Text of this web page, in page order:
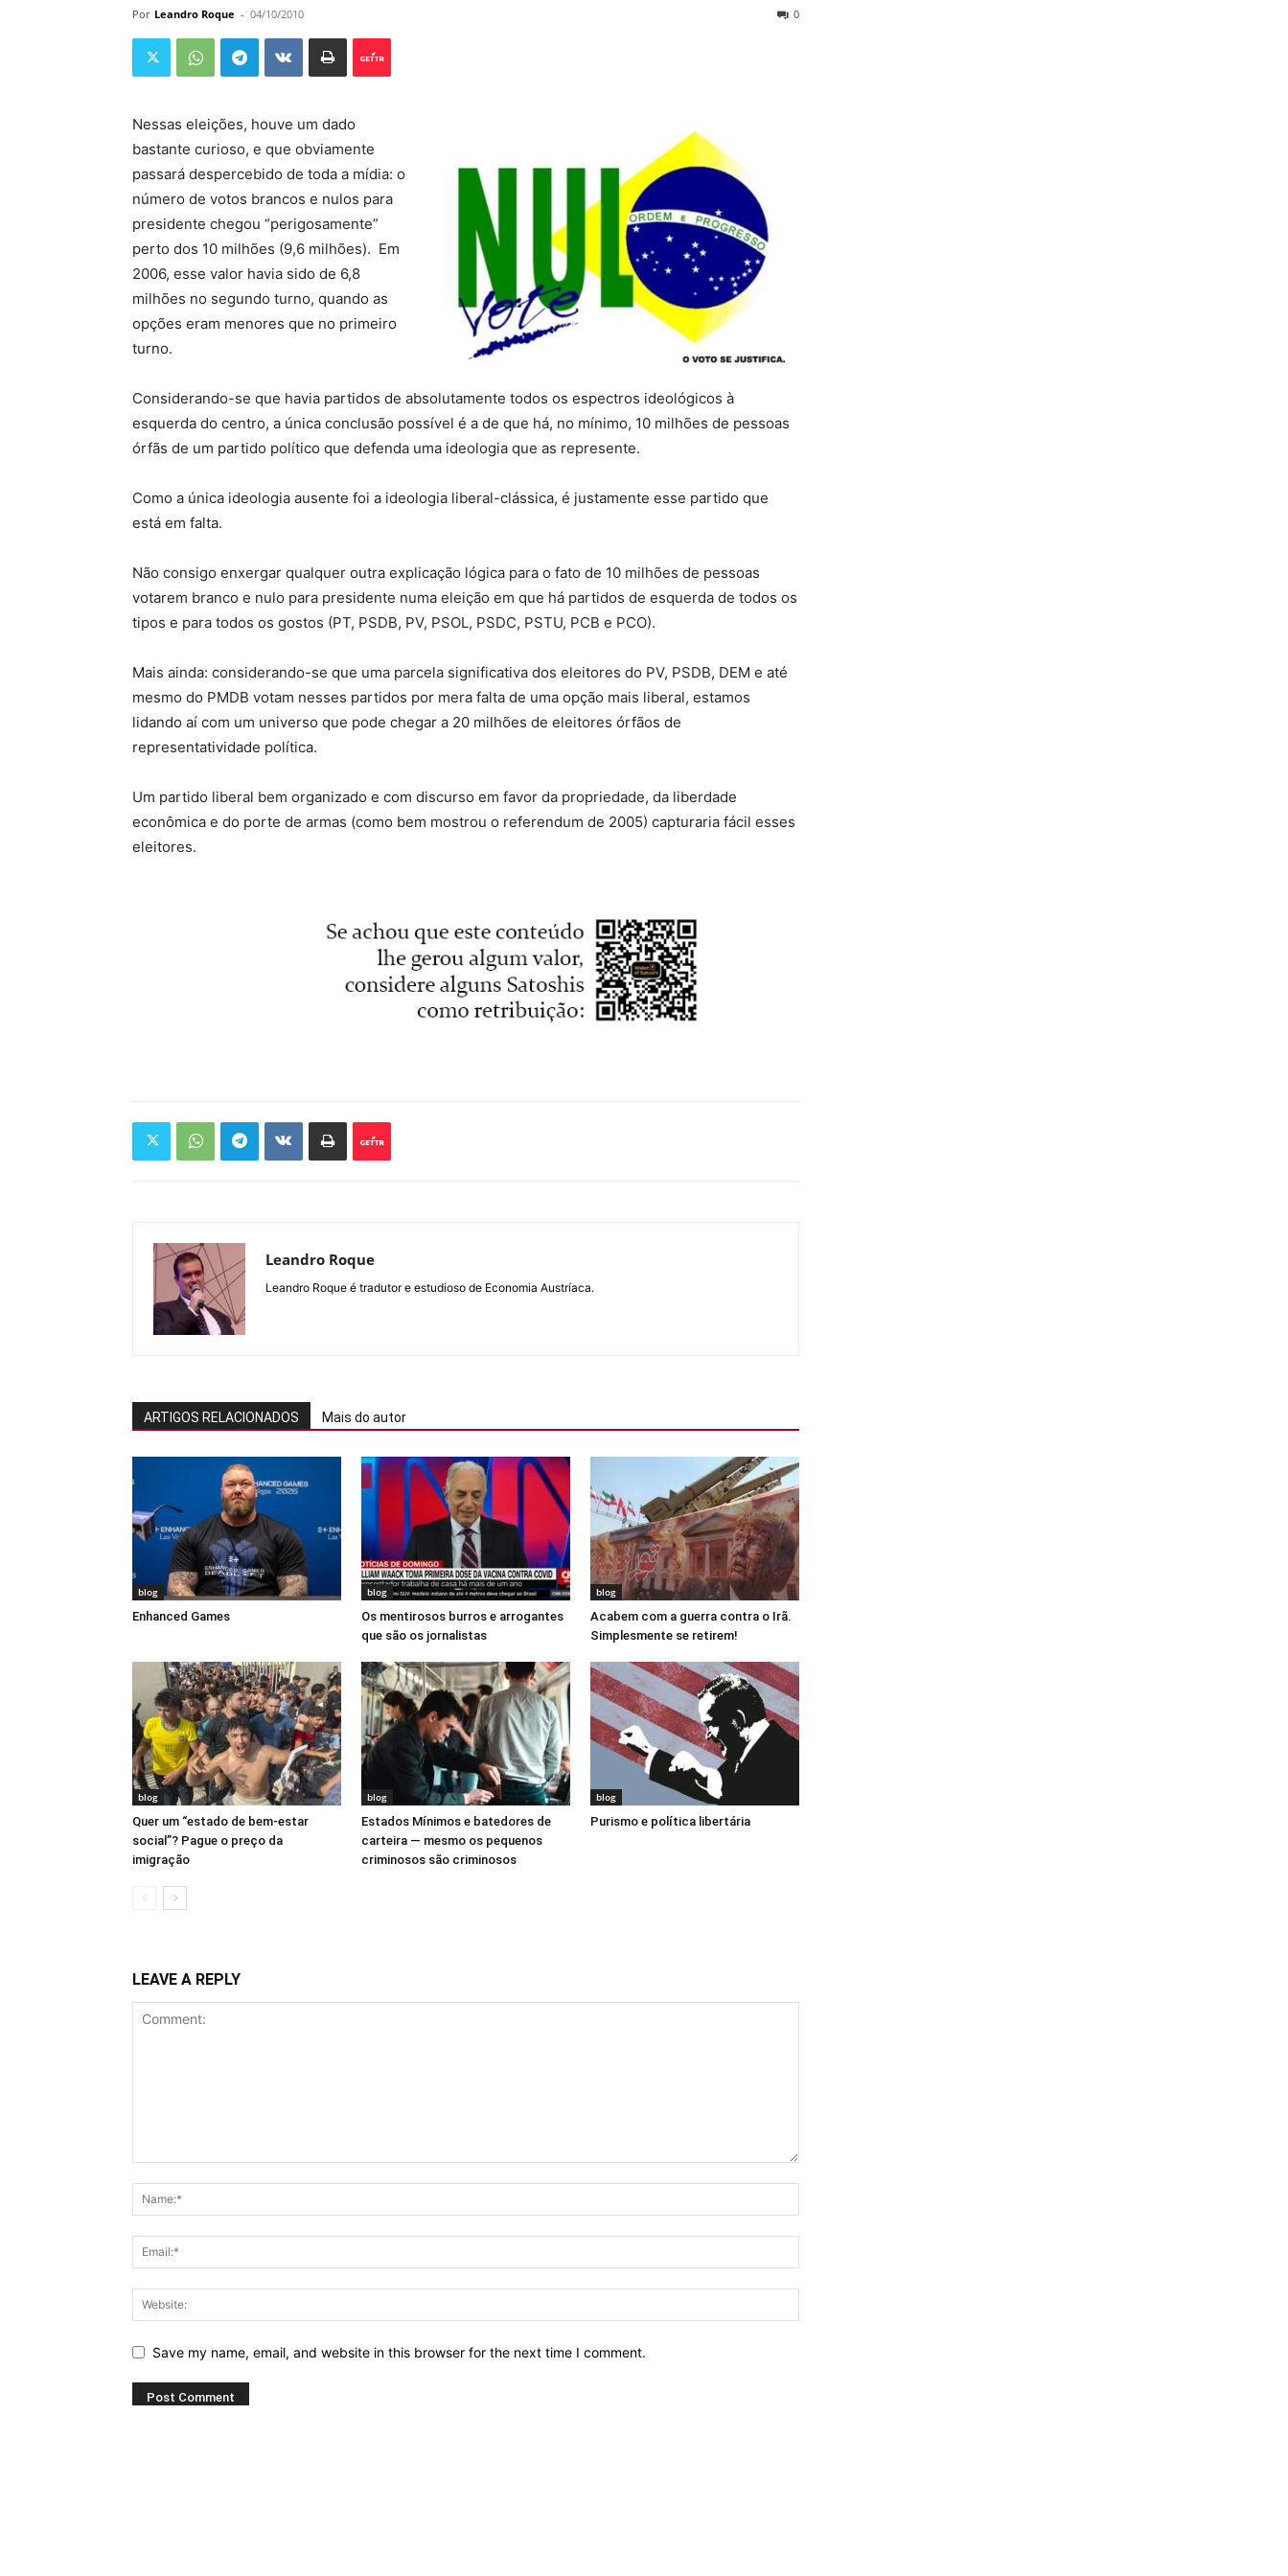
Por Leandro Roque - 04/10/2010 0
Nessas eleições, houve um dado
bastante curioso, e que obviamente
passará despercebido de toda a mídia: o
número de votos brancos e nulos para
presidente chegou “perigosamente”
perto dos 10 milhões (9,6 milhões). Em
2006, esse valor havia sido de 6,8
milhões no segundo turno, quando as
opções eram menores que no primeiro
turno.
Considerando-se que havia partidos de absolutamente todos os espectros ideológicos à
esquerda do centro, a única conclusão possível é a de que há, no mínimo, 10 milhões de pessoas
órfãs de um partido político que defenda uma ideologia que as represente.
Como a única ideologia ausente foi a ideologia liberal-clássica, é justamente esse partido que
está em falta.
Não consigo enxergar qualquer outra explicação lógica para o fato de 10 milhões de pessoas
votarem branco e nulo para presidente numa eleição em que há partidos de esquerda de todos os
tipos e para todos os gostos (PT, PSDB, PV, PSOL, PSDC, PSTU, PCB e PCO).
Mais ainda: considerando-se que uma parcela significativa dos eleitores do PV, PSDB, DEM e até
mesmo do PMDB votam nesses partidos por mera falta de uma opção mais liberal, estamos
lidando aí com um universo que pode chegar a 20 milhões de eleitores órfãos de
representatividade política.
Um partido liberal bem organizado e com discurso em favor da propriedade, da liberdade
econômica e do porte de armas (como bem mostrou o referendum de 2005) capturaria fácil esses
eleitores.
Leandro Roque
Leandro Roque é tradutor e estudioso de Economia Austríaca.
ARTIGOS RELACIONADOS Mais do autor
blog
Enhanced Games
blog
Os mentirosos burros e arrogantes
que são os jornalistas
blog
Acabem com a guerra contra o Irã.
Simplesmente se retirem!
blog
Quer um “estado de bem-estar
social”? Pague o preço da
imigração
blog
Estados Mínimos e batedores de
carteira — mesmo os pequenos
criminosos são criminosos
blog
Purismo e política libertária
LEAVE A REPLY
Save my name, email, and website in this browser for the next time I comment.